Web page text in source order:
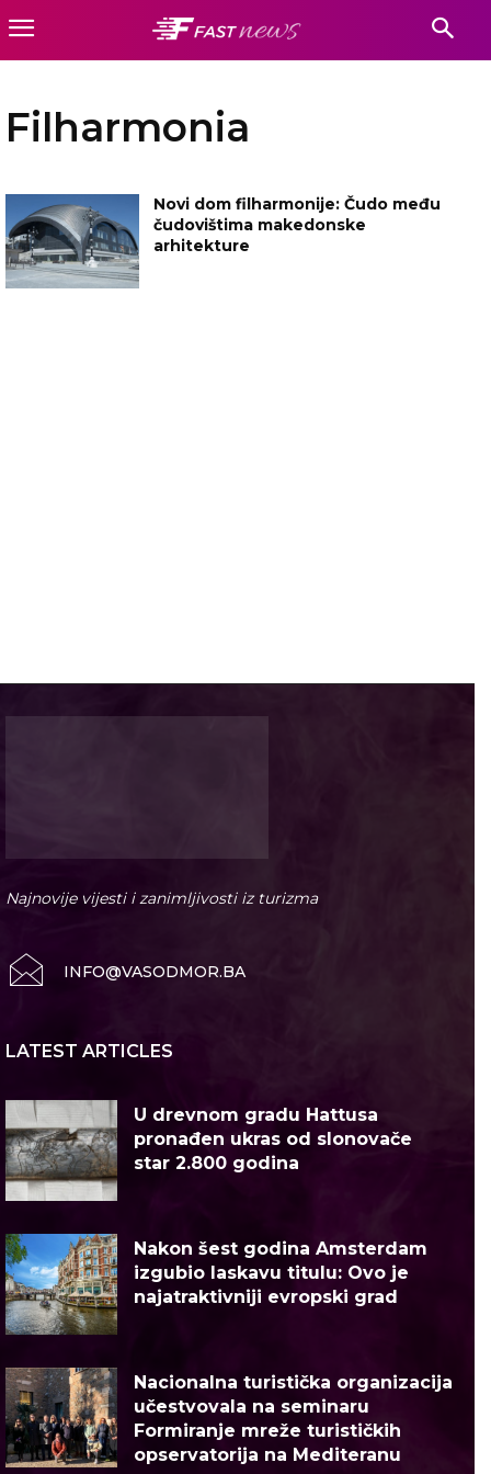
Filharmonia
Novi dom filharmonije: Čudo među
čudovištima makedonske
arhitekture
Najnovije vijesti i zanimljivosti iz turizma
INFO@VASODMOR.BA
LATEST ARTICLES
U drevnom gradu Hattusa
pronađen ukras od slonovače
star 2.800 godina
Nakon šest godina Amsterdam
izgubio laskavu titulu: Ovo je
najatraktivniji evropski grad
Nacionalna turistička organizacija
učestvovala na seminaru
Formiranje mreže turističkih
opservatorija na Mediteranu